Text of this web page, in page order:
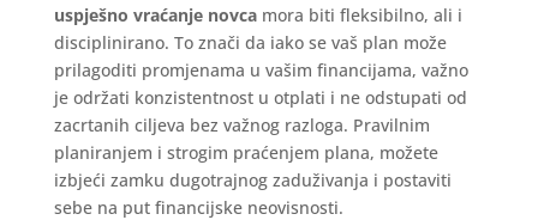
uspješno vraćanje novcamora biti fleksibilno, ali i
disciplinirano. To znači da iako se vaš plan može
prilagoditi promjenama u vašim financijama, važno
je održati konzistentnost u otplati i ne odstupati od
zacrtanih ciljeva bez važnog razloga. Pravilnim
planiranjem i strogim praćenjem plana, možete
izbjeći zamku dugotrajnog zaduživanja i postaviti
sebe na put financijske neovisnosti.